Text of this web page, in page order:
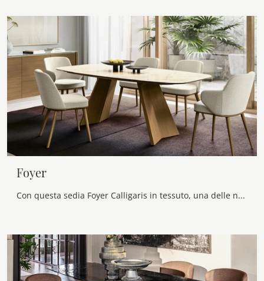
Foyer
Con questa sedia Foyer Calligaris in tessuto, una delle nostre sedute fisse moderne, potrai impreziosire i tuoi spazi.